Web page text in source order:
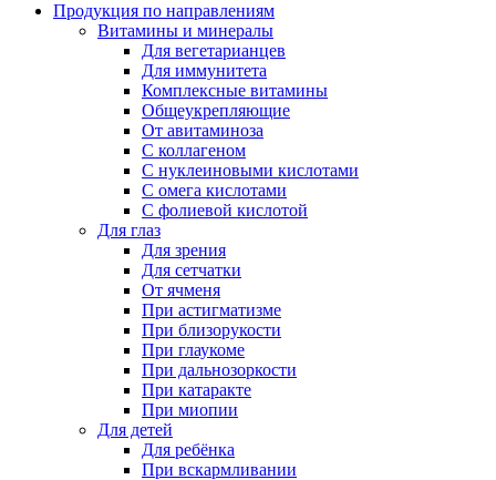
Продукция по направлениям
Витамины и минералы
Для вегетарианцев
Для иммунитета
Комплексные витамины
Общеукрепляющие
От авитаминоза
С коллагеном
С нуклеиновыми кислотами
С омега кислотами
С фолиевой кислотой
Для глаз
Для зрения
Для сетчатки
От ячменя
При астигматизме
При близорукости
При глаукоме
При дальнозоркости
При катаракте
При миопии
Для детей
Для ребёнка
При вскармливании